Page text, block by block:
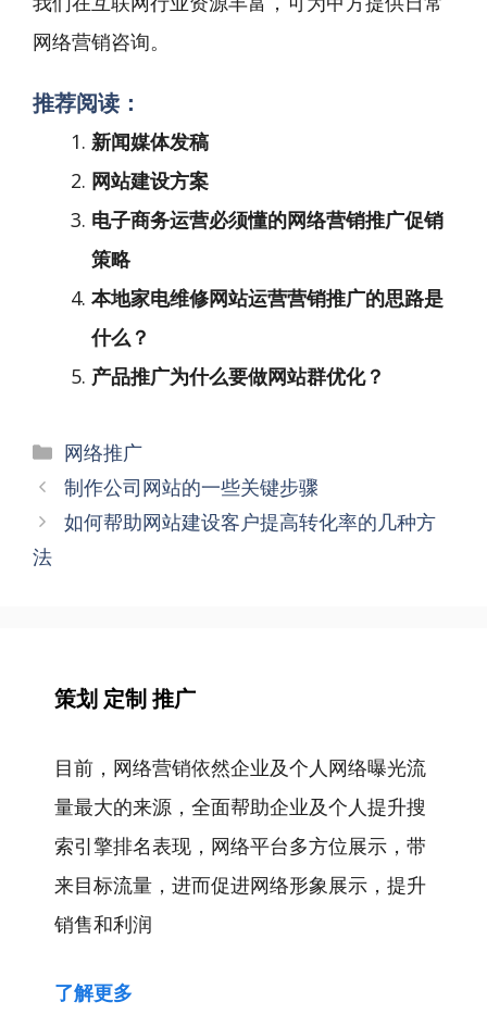
网络营销咨询。
推荐阅读：
新闻媒体发稿
网站建设方案
电子商务运营必须懂的网络营销推广促销
策略
本地家电维修网站运营营销推广的思路是
什么？
产品推广为什么要做网站群优化？
分
类
网络推广
文
章
导
航
制作公司网站的一些关键步骤
如何帮助网站建设客户提高转化率的几种方
法
策划 定制 推广
目前，网络营销依然企业及个人网络曝光流
量最大的来源，全面帮助企业及个人提升搜
索引擎排名表现，网络平台多方位展示，带
来目标流量，进而促进网络形象展示，提升
销售和利润
了解更多